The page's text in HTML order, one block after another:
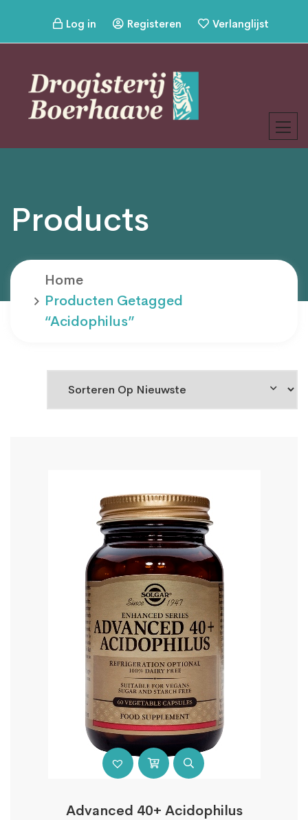
Log in Registeren Verlanglijst
Products
Home
Producten Getagged
“Acidophilus”
Advanced 40+ Acidophilus